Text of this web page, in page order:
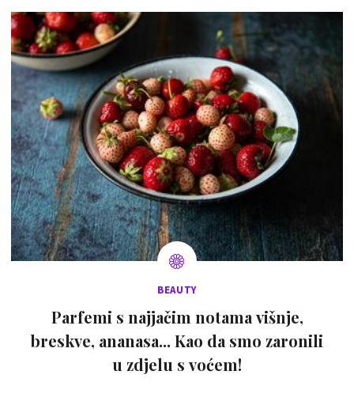
BEAUTY
Parfemi s najjačim notama višnje,
breskve, ananasa... Kao da smo zaronili
u zdjelu s voćem!